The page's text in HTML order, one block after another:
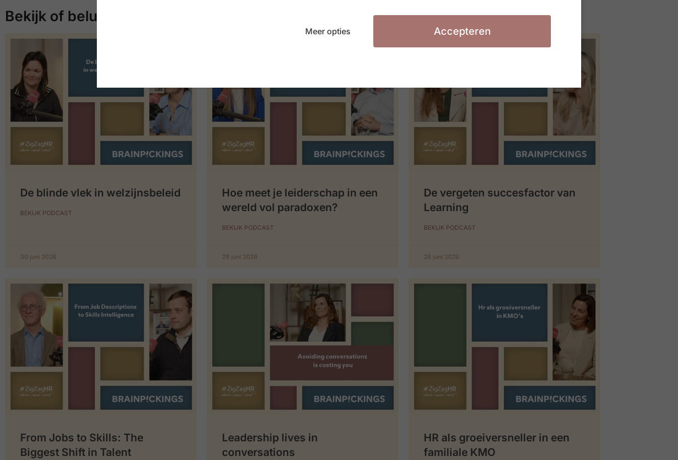
Bekijk of beluister meer
De blinde vlek in welzijnsbeleid
BEKIJK PODCAST
30 juni 2026
Hoe meet je leiderschap in een
wereld vol paradoxen?
BEKIJK PODCAST
29 juni 2026
De vergeten succesfactor van
Learning
BEKIJK PODCAST
26 juni 2026
From Jobs to Skills: The
Biggest Shift in Talent
Leadership lives in
conversations
HR als groeiversneller in een
familiale KMO
Meer opties Accepteren